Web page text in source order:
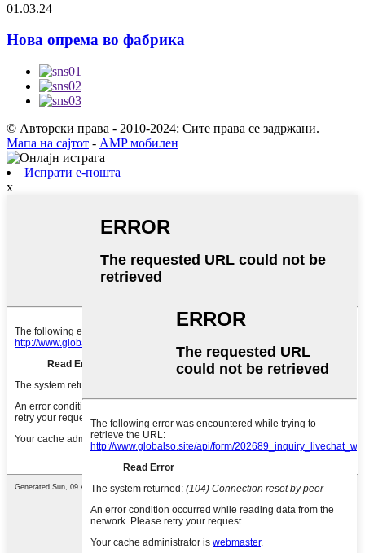
01.03.24
Нова опрема во фабрика
© Авторски права - 2010-2024: Сите права се задржани.
Мапа на сајтот - AMP мобилен
Испрати е-пошта
x